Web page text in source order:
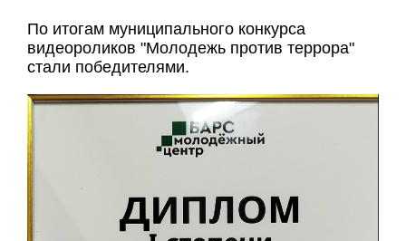
По итогам муниципального конкурса
видеороликов "Молодежь против террора"
стали победителями.